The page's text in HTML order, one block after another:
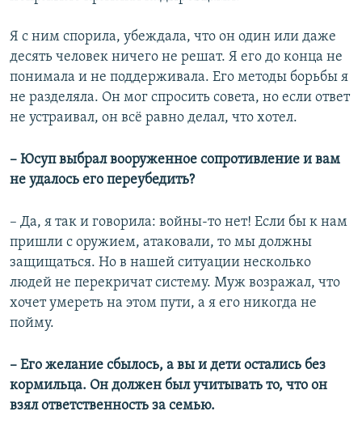
Я с ним спорила, убеждала, что он один или даже
десять человек ничего не решат. Я его до конца не
понимала и не поддерживала. Его методы борьбы я
не разделяла. Он мог спросить совета, но если ответ
не устраивал, он всё равно делал, что хотел.
– Юсуп выбрал вооруженное сопротивление и вам
не удалось его переубедить?
– Да, я так и говорила: войны-то нет! Если бы к нам
пришли с оружием, атаковали, то мы должны
защищаться. Но в нашей ситуации несколько
людей не перекричат систему. Муж возражал, что
хочет умереть на этом пути, а я его никогда не
пойму.
– Его желание сбылось, а вы и дети остались без
кормильца. Он должен был учитывать то, что он
взял ответственность за семью.